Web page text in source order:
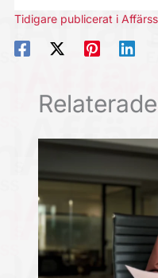
Tidigare publicerat i